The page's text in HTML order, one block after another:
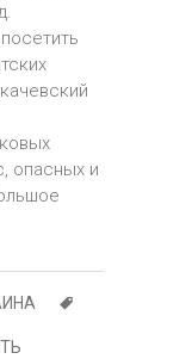
опасных и